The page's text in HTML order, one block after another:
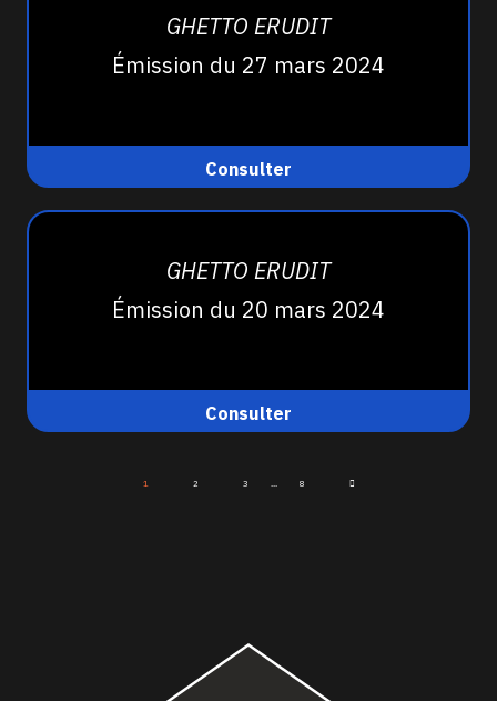
GHETTO ERUDIT
Émission du 27 mars 2024
Consulter
GHETTO ERUDIT
Émission du 20 mars 2024
Consulter
1 2 3 ... 8